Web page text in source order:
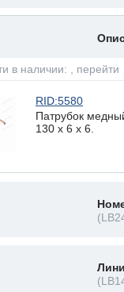
в наличии: , перейти
RID:5580
Патрубок
130 x 6 х 6.